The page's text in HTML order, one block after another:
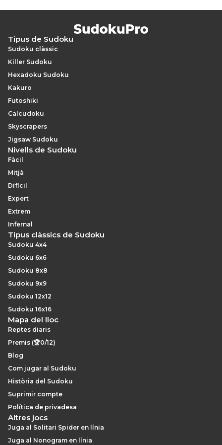
Tipus de Sudoku
Sudoku clàssic
Killer Sudoku
Hexadoku Sudoku
Kakuro
Futoshiki
Calcudoku
Skyscrapers
Jigsaw Sudoku
Nivells de Sudoku
Fàcil
Mitjà
Difícil
Expert
Extrem
Infernal
Tipus clàssics de Sudoku
Sudoku 4x4
Sudoku 6x6
Sudoku 8x8
Sudoku 9x9
Sudoku 12x12
Sudoku 16x16
Mapa del lloc
Reptes diaris
Premis (🏆0/12)
Blog
Com jugar al Sudoku
Història del Sudoku
Suprimir compte
Política de privadesa
Altres jocs
Juga al Solitari Spider en línia
Juga al Nonogram en línia